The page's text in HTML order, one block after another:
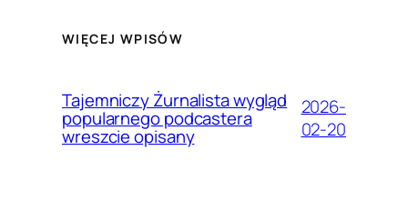
WIĘCEJ WPISÓW
Tajemniczy Żurnalista wygląd
popularnego podcastera
wreszcie opisany
2026-
02-20